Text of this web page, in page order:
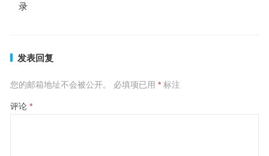
录
发表回复
您的邮箱地址不会被公开。 必填项已用 *标注
评论 *